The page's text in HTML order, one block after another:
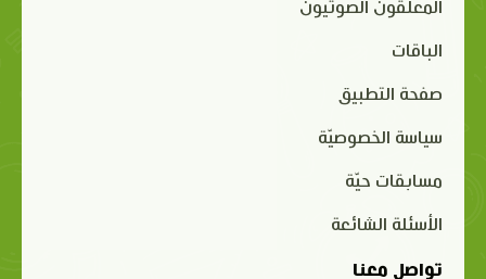
المعلّقون الصوتيون
الباقات
صفحة التطبيق
سياسة الخصوصيّة
مسابقات حيّة
الأسئلة الشائعة
تواصل معنا